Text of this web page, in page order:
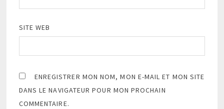
SITE WEB
ENREGISTRER MON NOM, MON E-MAIL ET MON SITE
DANS LE NAVIGATEUR POUR MON PROCHAIN
COMMENTAIRE.